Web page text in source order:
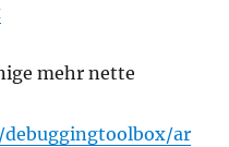
mehr nette
ar